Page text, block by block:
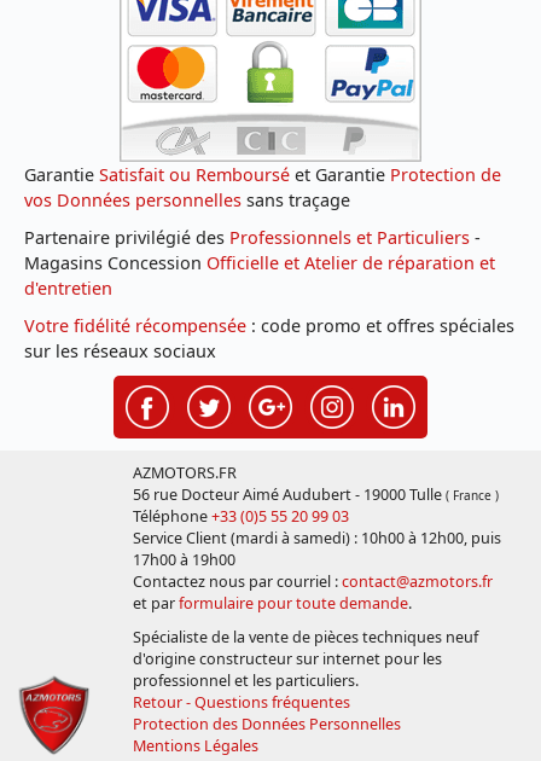
Garantie Satisfait ou Remboursé et Garantie Protection de
vos Données personnelles sans traçage
Partenaire privilégié des Professionnels et Particuliers -
Magasins Concession Officielle et Atelier de réparation et
d'entretien
Votre fidélité récompensée : code promo et offres spéciales
sur les réseaux sociaux
AZMOTORS.FR
56 rue Docteur Aimé Audubert - 19000 Tulle ( France )
Téléphone+33 (0)5 55 20 99 03
Service Client (mardi à samedi) : 10h00 à 12h00, puis
17h00 à 19h00
Contactez nous par courriel :contact@azmotors.fr
et parformulaire pour toute demande.
Spécialiste de la vente de pièces techniques neuf
d'origine constructeur sur internet pour les
professionnel et les particuliers.
Retour - Questions fréquentes
Protection des Données Personnelles
Mentions Légales